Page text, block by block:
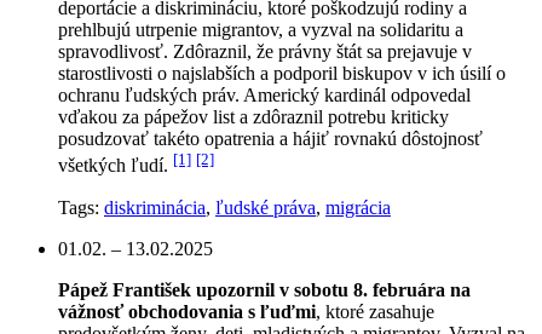
deportácie a diskrimináciu, ktoré poškodzujú rodiny a
prehlbujú utrpenie migrantov, a vyzval na solidaritu a
spravodlivosť. Zdôraznil, že právny štát sa prejavuje v
starostlivosti o najslabších a podporil biskupov v ich úsilí o
ochranu ľudských práv. Americký kardinál odpovedal
vďakou za pápežov list a zdôraznil potrebu kriticky
posudzovať takéto opatrenia a hájiť rovnakú dôstojnosť
všetkých ľudí. [1] [2]
Tags: diskriminácia, ľudské práva, migrácia
01.02. – 13.02.2025
Pápež František upozornil v sobotu 8. februára na
vážnosť obchodovania s ľuďmi, ktoré zasahuje